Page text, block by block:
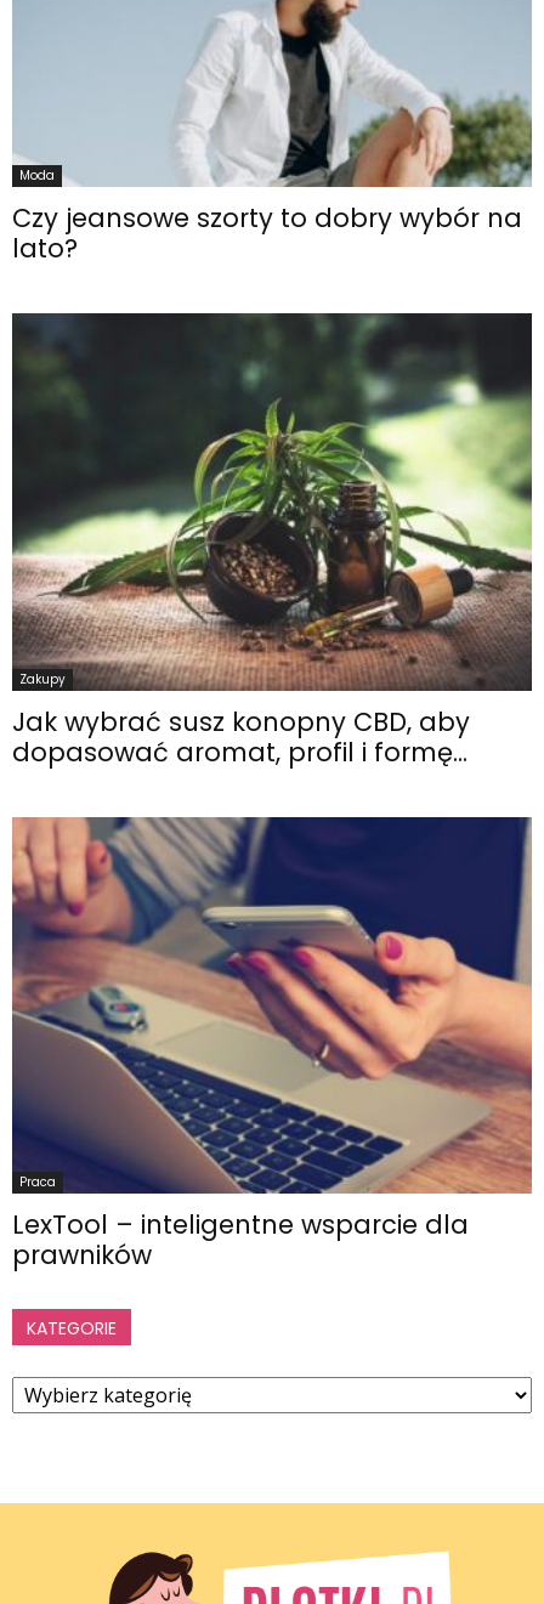
Moda
Czy jeansowe szorty to dobry wybór na
lato?
Zakupy
Jak wybrać susz konopny CBD, aby
dopasować aromat, profil i formę...
Praca
LexTool – inteligentne wsparcie dla
prawników
KATEGORIE
Kategorie